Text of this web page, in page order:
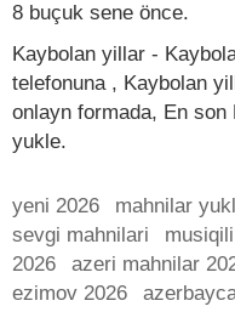
8 buçuk sene önce.
Kaybolan yillar -
telefonuna , Kaybolan
onlayn formada, En
yukle.
yeni 2026 mahnilar
sevgi mahnilari
2026
azeri mahnilar
ezimov 2026